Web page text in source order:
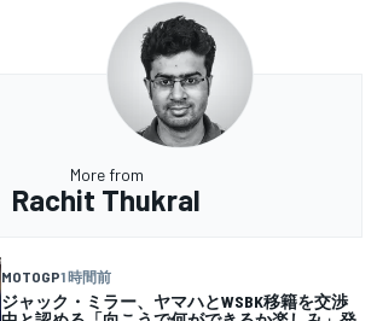
More from
Rachit Thukral
MOTOGP1 時間前
ジャック・ミラー、ヤマハとWSBK移籍を交渉